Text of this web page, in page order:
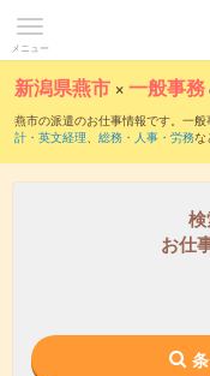
メニュー
新潟県燕市 ×一般事務
燕市の派遣のお仕事情報です。一般
計・英文経理、 総務・人事・労務な
お仕